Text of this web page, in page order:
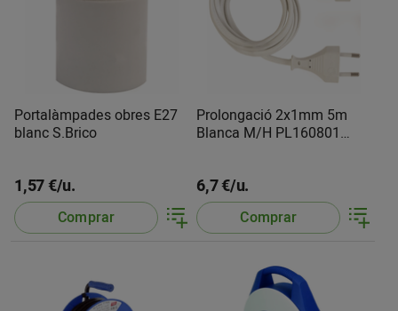
Portalàmpades obres E27
blanc S.Brico
1,57 €/u.
Comprar
Prolongació 2x1mm 5m
Blanca M/H PL160801
6,7 €/u.
Comprar